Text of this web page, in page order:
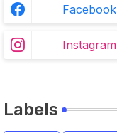
Facebook
Instagram
Labels